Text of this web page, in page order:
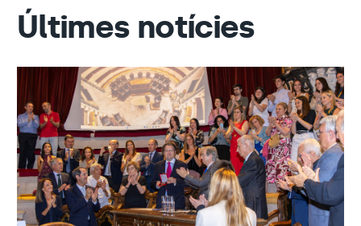
Últimes notícies